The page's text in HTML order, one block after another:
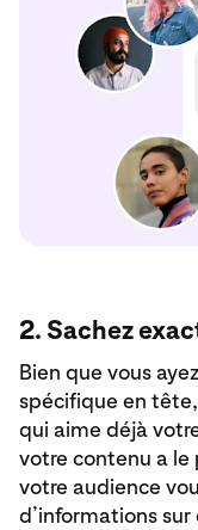
2. Sachez
Bien que vous
spécifique en
qui aime déjà
votre contenu a le
votre audience
d’informations sur